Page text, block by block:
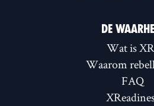
DE
Wat is
Waarom
FAQ